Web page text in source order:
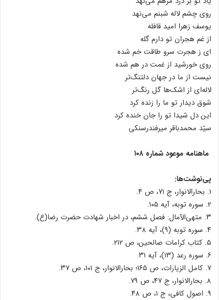
روی چشم لاله شبنم می‌نهد
یوسف زهرا امید قافله
از غم هجران تو دارم گله
ای ز هجرت سرو طاقت خم شده
روی خورشید از غمت در هم شده
نیست از ما در جهان دلتنگ‌تر
لاله‌ای از اشک‌ها گل رنگ‌تر
شوق دیدار تو ما را زنده کرد
این دل شیدا تو را جان خنده‌ کرد
سیّد محمدباقر میرفندرسنکی
ماهنامه موعود شماره ۱۰۸
پی‌نوشت‌ها:
۱. بحارالانوار، ج ۷۱، ص ۴.
۲. سوره توبه، آیه ۱۰۵.
۳. متهی‌الآمال: فصل ششم، در اخبار شهادت حضرت رضا(ع).
۴. سوره توبه (۹)، آیه ۳۸.
۵. کتاب کرامات صالحین، ص ۲۱۲.
۶. سوره رعد (۱۳)، آیه ۳۱.
۷. کامل الزیارات، ص ۱۶۵؛ بحارالانوار، ج ۱۰۱، ص ۳۷.
۸. بحارالانوار، ج ۴۷، ص ۷۹.
۹. اصول کافی، ج ۱، ص ۴۸.